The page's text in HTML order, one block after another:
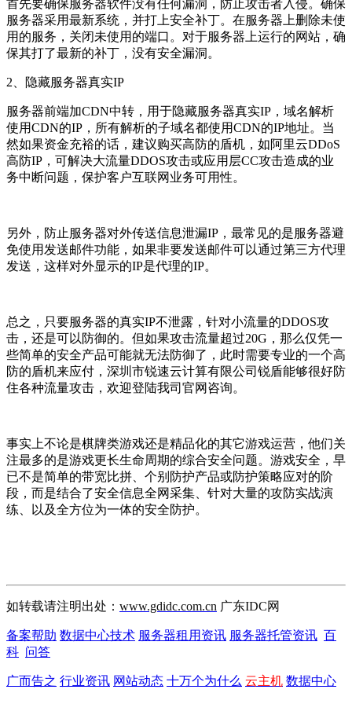
首先要确保服务器软件没有任何漏洞，防止攻击者入侵。确保
服务器采用最新系统，并打上安全补丁。在服务器上删除未使
用的服务，关闭未使用的端口。对于服务器上运行的网站，确
保其打了最新的补丁，没有安全漏洞。
2、隐藏服务器真实IP
服务器前端加CDN中转，用于隐藏服务器真实IP，域名解析
使用CDN的IP，所有解析的子域名都使用CDN的IP地址。当
然如果资金充裕的话，建议购买高防的盾机，如阿里云DDoS
高防IP，可解决大流量DDOS攻击或应用层CC攻击造成的业
务中断问题，保护客户互联网业务可用性。
另外，防止服务器对外传送信息泄漏IP，最常见的是服务器避
免使用发送邮件功能，如果非要发送邮件可以通过第三方代理
发送，这样对外显示的IP是代理的IP。
总之，只要服务器的真实IP不泄露，针对小流量的DDOS攻
击，还是可以防御的。但如果攻击流量超过20G，那么仅凭一
些简单的安全产品可能就无法防御了，此时需要专业的一个高
防的盾机来应付，深圳市锐速云计算有限公司锐盾能够很好防
住各种流量攻击，欢迎登陆我司官网咨询。
事实上不论是棋牌类游戏还是精品化的其它游戏运营，他们关
注最多的是游戏更长生命周期的综合安全问题。游戏安全，早
已不是简单的带宽比拼、个别防护产品或防护策略应对的阶
段，而是结合了安全信息全网采集、针对大量的攻防实战演
练、以及全方位为一体的安全防护。
如转载请注明出处： www.gdidc.com.cn 广东IDC网
备案帮助 数据中心技术 服务器租用资讯 服务器托管资讯 百
科 问答
广而告之 行业资讯 网站动态 十万个为什么 云主机 数据中心